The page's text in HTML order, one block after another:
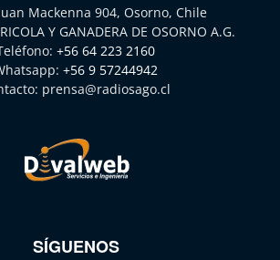
Mackenna 904, Osorno, Chile
Y GANADERA DE OSORNO A.G.
+56 64 223 2160
+56 9 57244942
prensa@radiosago.cl
SÍGUENOS